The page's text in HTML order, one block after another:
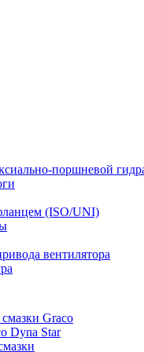
поршневой
(ISO/UNI)
вентилятора
Graco
Dyna Star